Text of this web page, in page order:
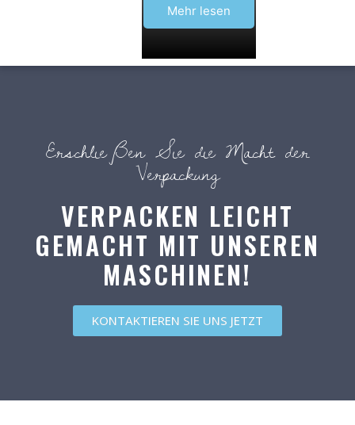
Mehr lesen
Erschließen Sie die Macht der
Verpackung
VERPACKEN LEICHT
GEMACHT MIT UNSEREN
MASCHINEN!
KONTAKTIEREN SIE UNS JETZT